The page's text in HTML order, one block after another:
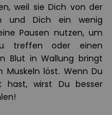
weil sie Dich von der
und Dich ein wenig
Pausen nutzen, um
treffen oder einen
Blut in Wallung bringt
Muskeln löst. Wenn Du
hast, wirst Du besser